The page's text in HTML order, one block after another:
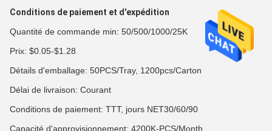
Conditions de paiement et d'expédition
Quantité de commande min: 50/500/1000/25K
Prix: $0.05-$1.28
Détails d'emballage: 50PCS/Tray, 1200pcs/Carton
Délai de livraison: Courant
Conditions de paiement: TTT, jours NET30/60/90
Capacité d'approvisionnement: 4200K-PCS/Month